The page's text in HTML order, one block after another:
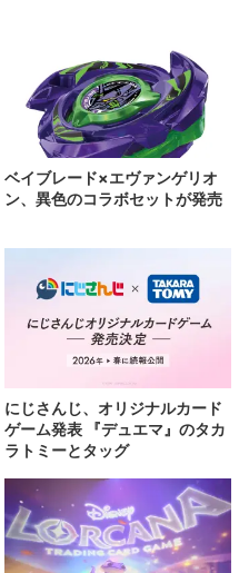
ベイブレード×エヴァンゲリオ
ン、異色のコラボセットが発売
にじさんじ、オリジナルカード
ゲーム発表 『デュエマ』のタカ
ラトミーとタッグ